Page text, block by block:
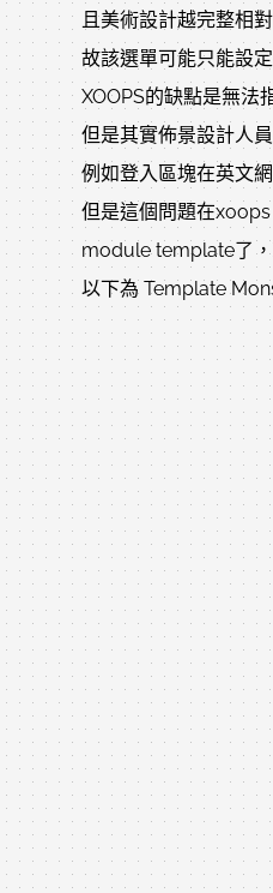
且美術設計越完整相
故該選單可能只能設
XOOPS的缺點是無法
但是其實佈景設計人
例如登入區塊在英文
但是這個問題在
module template了，
以下為 Template